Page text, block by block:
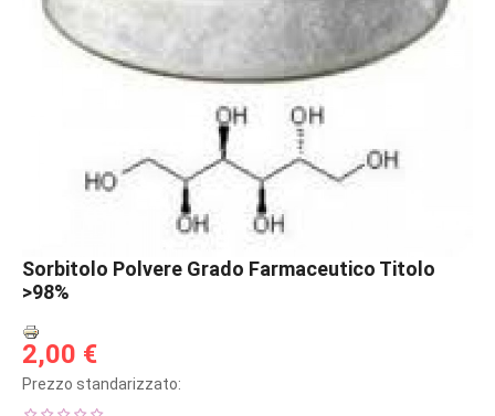
Sorbitolo Polvere Grado Farmaceutico Titolo
>98%
2,00 €
Prezzo standarizzato: